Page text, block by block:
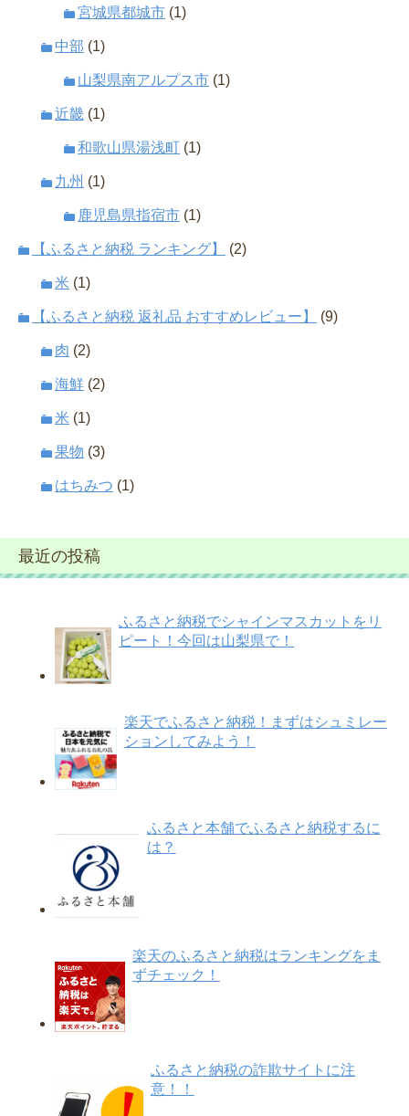
宮城県都城市 (1)
中部 (1)
山梨県南アルプス市 (1)
近畿 (1)
和歌山県湯浅町 (1)
九州 (1)
鹿児島県指宿市 (1)
【ふるさと納税 ランキング】 (2)
米 (1)
【ふるさと納税 返礼品 おすすめレビュー】 (9)
肉 (2)
海鮮 (2)
米 (1)
果物 (3)
はちみつ (1)
最近の投稿
ふるさと納税でシャインマスカットをリ
ピート！今回は山梨県で！
楽天でふるさと納税！まずはシュミレー
ションしてみよう！
ふるさと本舗でふるさと納税するに
は？
楽天のふるさと納税はランキングをま
ずチェック！
ふるさと納税の詐欺サイトに注
意！！